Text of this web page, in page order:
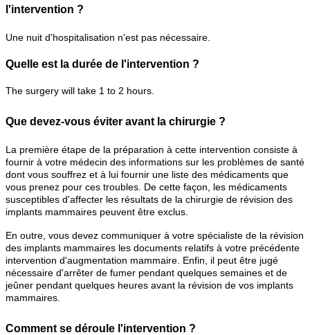
l'intervention ?
Une nuit d'hospitalisation n'est pas nécessaire.
Quelle est la durée de l'intervention ?
The surgery will take 1 to 2 hours.
Que devez-vous éviter avant la chirurgie ?
La première étape de la préparation à cette intervention consiste à
fournir à votre médecin des informations sur les problèmes de santé
dont vous souffrez et à lui fournir une liste des médicaments que
vous prenez pour ces troubles. De cette façon, les médicaments
susceptibles d'affecter les résultats de la chirurgie de révision des
implants mammaires peuvent être exclus.
En outre, vous devez communiquer à votre spécialiste de la révision
des implants mammaires les documents relatifs à votre précédente
intervention d'augmentation mammaire. Enfin, il peut être jugé
nécessaire d'arrêter de fumer pendant quelques semaines et de
jeûner pendant quelques heures avant la révision de vos implants
mammaires.
Comment se déroule l'intervention ?